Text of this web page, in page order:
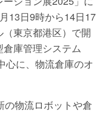
13日9時から14日17
東京都港区）で開
庫管理システム
心に、物流倉庫のオ
の物流ロボットや倉